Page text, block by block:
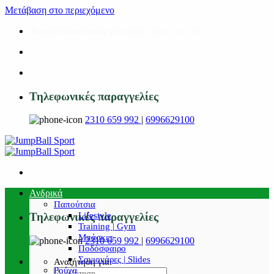
Μετάβαση στο περιεχόμενο
Τηλεφωνικές παραγγελίες
2310 659 992 | 6996629100
Τηλεφωνικές παραγγελίες
2310 659 992 | 6996629100
Αναζήτηση για:
Ανδρικά
Παπούτσια
Lifestyle
Training | Gym
Μπάσκετ
Ποδόσφαιρο
Σαγιονάρες | Slides
Ρούχα